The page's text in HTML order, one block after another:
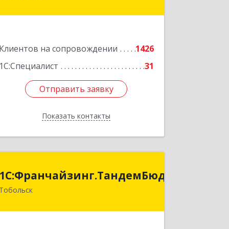
Клиентов на сопровождении
1426
1С:Специалист
31
Отправить заявку
Показать контакты
Подробнее
Отправить заявку
Назад
1С:Франчайзинг.ТандемБюджет
Тобольск